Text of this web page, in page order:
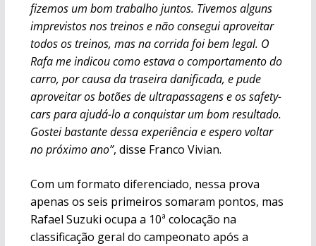
fizemos um bom trabalho juntos. Tivemos alguns
imprevistos nos treinos e não consegui aproveitar
todos os treinos, mas na corrida foi bem legal. O
Rafa me indicou como estava o comportamento do
carro, por causa da traseira danificada, e pude
aproveitar os botões de ultrapassagens e os safety-
cars para ajudá-lo a conquistar um bom resultado.
Gostei bastante dessa experiência e espero voltar
no próximo ano”, disse Franco Vivian.
Com um formato diferenciado, nessa prova
apenas os seis primeiros somaram pontos, mas
Rafael Suzuki ocupa a 10ª colocação na
classificação geral do campeonato após a